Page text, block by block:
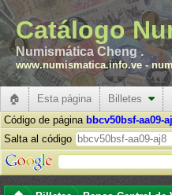
Catálogo
Numismática Cheng .
www.numismatica.info.ve -
🏠 Esta página Billetes
Código de página bbcv50bsf-aa09-
Salta al código